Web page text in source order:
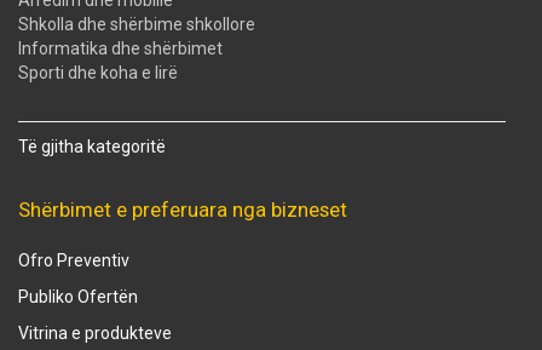
Shkolla dhe shërbime shkollore
Informatika dhe shërbimet
Sporti dhe koha e lirë
Të gjitha kategoritë
Shërbimet e preferuara nga bizneset
Ofro Preventiv
Publiko Ofertën
Vitrina e produkteve